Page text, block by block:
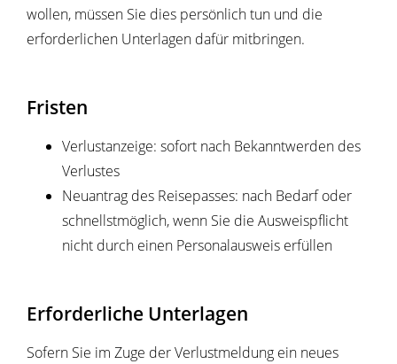
wollen, müssen Sie dies persönlich tun und die
erforderlichen Unterlagen dafür mitbringen.
Fristen
Verlustanzeige: sofort nach Bekanntwerden des
Verlustes
Neuantrag des Reisepasses: nach Bedarf oder
schnellstmöglich, wenn Sie die Ausweispflicht
nicht durch einen Personalausweis erfüllen
Erforderliche Unterlagen
Sofern Sie im Zuge der Verlustmeldung ein neues